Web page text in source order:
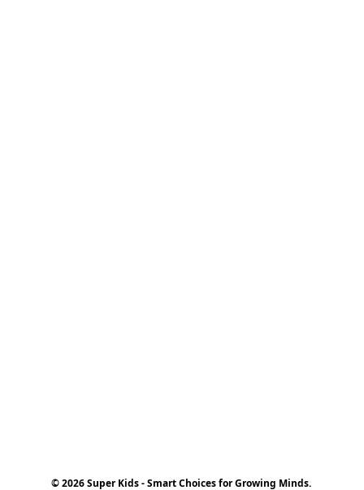
© 2026 Super Kids - Smart Choices for Growing Minds.